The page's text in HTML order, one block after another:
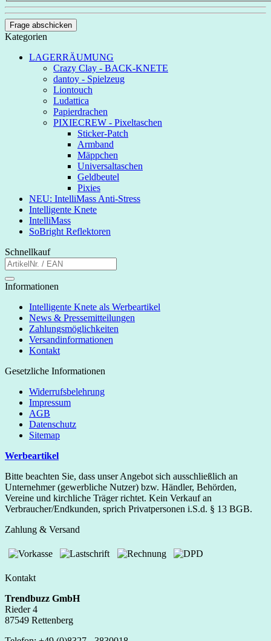
Frage abschicken
Kategorien
LAGERRÄUMUNG
Crazy Clay - BACK-KNETE
dantoy - Spielzeug
Liontouch
Ludattica
Papierdrachen
PIXIECREW - Pixeltaschen
Sticker-Patch
Armband
Mäppchen
Universaltaschen
Geldbeutel
Pixies
NEU: IntelliMass Anti-Stress
Intelligente Knete
IntelliMass
SoBright Reflektoren
Schnellkauf
Informationen
Intelligente Knete als Werbeartikel
News & Pressemitteilungen
Zahlungsmöglichkeiten
Versandinformationen
Kontakt
Gesetzliche Informationen
Widerrufsbelehrung
Impressum
AGB
Datenschutz
Sitemap
Werbeartikel
Bitte beachten Sie, dass unser Angebot sich ausschließlich an
Unternehmer (gewerbliche Nutzer) bzw. Händler, Behörden,
Vereine und kirchliche Träger richtet. Kein Verkauf an
Verbraucher/Endkunden, sprich Privatpersonen i.S.d. § 13 BGB.
Zahlung & Versand
Kontakt
Trendbuzz GmbH
Rieder 4
87549 Rettenberg